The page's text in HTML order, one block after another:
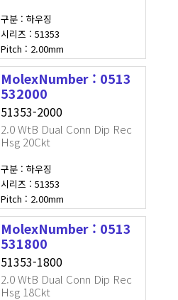
구분 : 하우징
시리즈 : 51353
Pitch : 2.00mm
MolexNumber : 0513
532000
51353-2000
2.0 WtB Dual Conn Dip Rec
Hsg 20Ckt
구분 : 하우징
시리즈 : 51353
Pitch : 2.00mm
MolexNumber : 0513
531800
51353-1800
2.0 WtB Dual Conn Dip Rec
Hsg 18Ckt